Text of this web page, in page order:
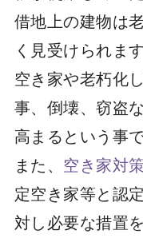
借地上の建物は
く見受けられます
空き家や老朽化
事、倒壊、窃盗
高まるという事で
また、 空き家対
定空き家等と認
対し必要な措置